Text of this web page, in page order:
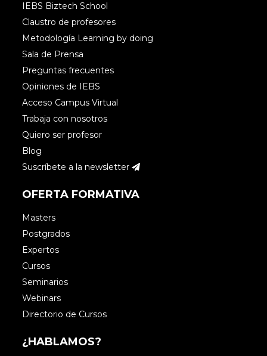
IEBS Biztech School
Claustro de profesores
Metodología Learning by doing
Sala de Prensa
Preguntas frecuentes
Opiniones de IEBS
Acceso Campus Virtual
Trabaja con nosotros
Quiero ser profesor
Blog
Suscríbete a la newsletter
OFERTA FORMATIVA
Masters
Postgrados
Expertos
Cursos
Seminarios
Webinars
Directorio de Cursos
¿HABLAMOS?